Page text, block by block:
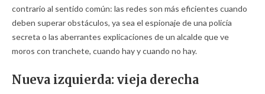
contrario al sentido común: las redes son más eficientes cuando
deben superar obstáculos, ya sea el espionaje de una policía
secreta o las aberrantes explicaciones de un alcalde que ve
moros con tranchete, cuando hay y cuando no hay.
Nueva izquierda: vieja derecha